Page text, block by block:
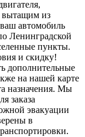
вытащим из
автомобиль
Ленинградской
пункты.
и скидку!
дополнительные
на нашей карте
назначения. Мы
заказа
эвакуации
в